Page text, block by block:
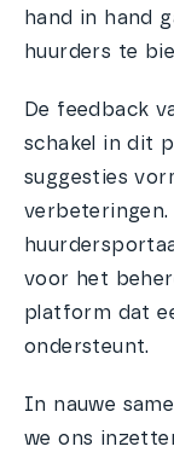
hand in hand
huurders te
De feedback
schakel in dit
suggesties
verbeteringen.
voor het
platform dat
ondersteunt.
In nauwe
we ons